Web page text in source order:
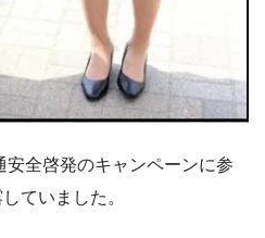
全啓発のキャンペーンに参
ていました。